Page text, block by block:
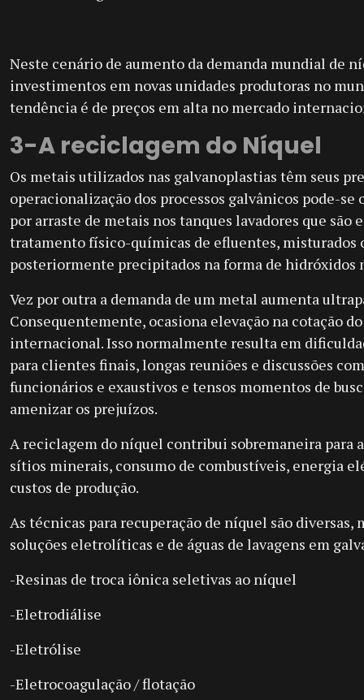
Neste cenário de aumento da demanda mundial de
investimentos em novas unidades produtoras no
tendência é de preços em alta no mercado
3-A reciclagem do Níquel
Os metais utilizados nas galvanoplastias têm seus
operacionalização dos processos galvânicos pode-se
por arraste de metais nos tanques lavadores que são
tratamento físico-químicas de efluentes, misturados
posteriormente precipitados na forma de hidróxidos
Vez por outra a demanda de um metal aumenta
Consequentemente, ocasiona elevação na cotação
internacional. Isso normalmente resulta em
para clientes finais, longas reuniões e discussões
funcionários e exaustivos e tensos momentos de
amenizar os prejuízos.
A reciclagem do níquel contribui sobremaneira para
sítios minerais, consumo de combustíveis, energia
custos de produção.
As técnicas para recuperação de níquel são diversas,
soluções eletrolíticas e de águas de lavagens em
-Resinas de troca iônica seletivas ao níquel
-Eletrodiálise
-Eletrólise
-Eletrocoagulação / flotação